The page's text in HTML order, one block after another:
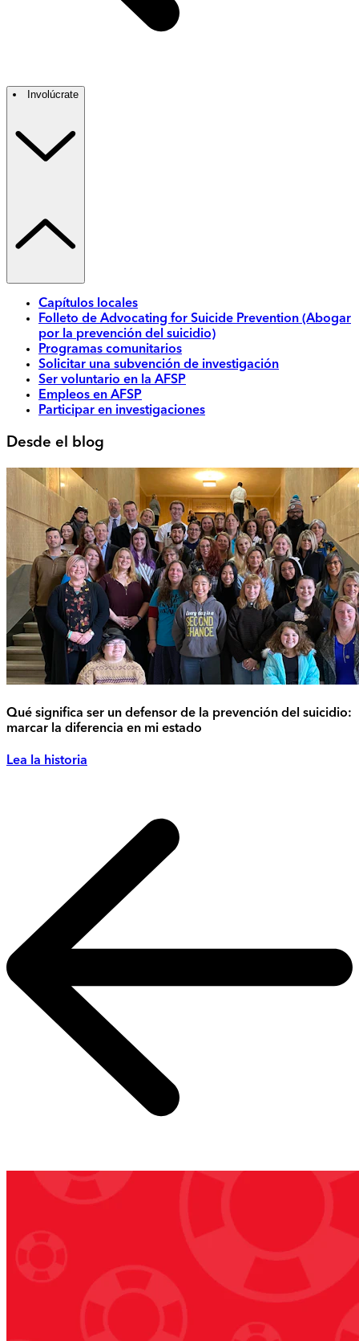
Involúcrate
Capítulos locales
Folleto de Advocating for Suicide Prevention (Abogar
por la prevención del suicidio)
Programas comunitarios
Solicitar una subvención de investigación
Ser voluntario en la AFSP
Empleos en AFSP
Participar en investigaciones
Desde el blog
Qué significa ser un defensor de la prevención del suicidio:
marcar la diferencia en mi estado
Lea la historia